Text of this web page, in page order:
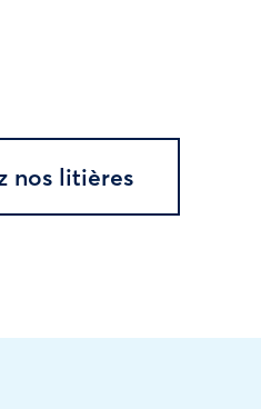
nos litières